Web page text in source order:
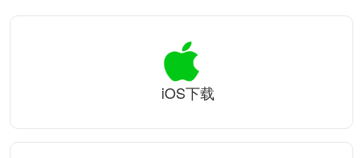
iOS下载